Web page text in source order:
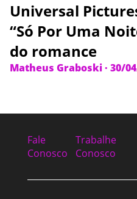
Universal
“Só Por Uma
do romance
Matheus Graboski· 30/
Fale
Conosco
Trabalhe
Conosco